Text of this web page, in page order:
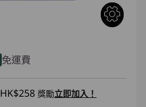
免運費
HK$258 獎勵立即加入！